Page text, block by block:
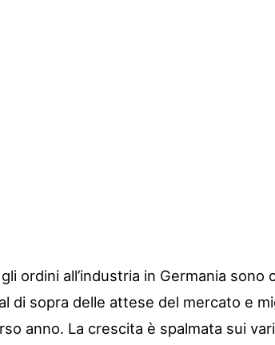
ordini all’industria in Germania sono
di sopra delle attese del mercato e
anno. La crescita è spalmata sui